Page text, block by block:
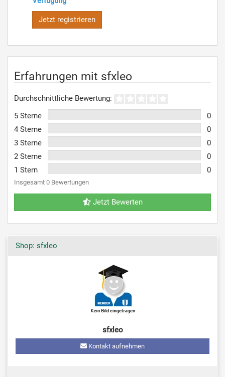
Jetzt registrieren
Erfahrungen mit sfxleo
Durchschnittliche Bewertung:
5 Sterne
0
4 Sterne
0
3 Sterne
0
2 Sterne
0
1 Stern
0
Insgesamt 0 Bewertungen
Jetzt Bewerten
Shop: sfxleo
sfxleo
Kontakt aufnehmen